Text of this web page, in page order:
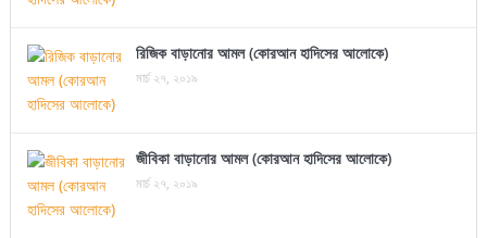
রিজিক বাড়ানোর আমল (কোরআন হাদিসের আলোকে)
মার্চ ২৭, ২০১৯
জীবিকা বাড়ানোর আমল (কোরআন হাদিসের আলোকে)
মার্চ ২৭, ২০১৯